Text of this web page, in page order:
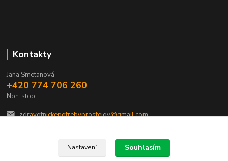
Kontakty
Jana Smetanová
+420 774 706 260
Non-stop
zdravotnickepotrebyprostejov@gmail.com
Nastavení Souhlasím